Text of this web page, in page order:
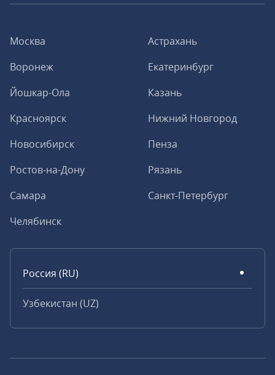
Москва
Астрахань
Воронеж
Екатеринбург
Йошкар-Ола
Казань
Красноярск
Нижний Новгород
Новосибирск
Пенза
Ростов-на-Дону
Рязань
Самара
Санкт-Петербург
Челябинск
Россия (RU)
Узбекистан (UZ)